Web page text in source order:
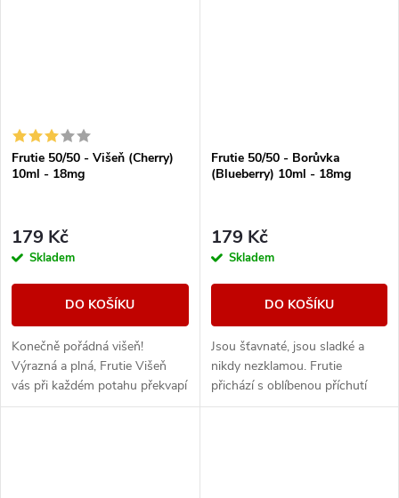
Frutie 50/50 - Višeň (Cherry)
10ml - 18mg
179 Kč
Skladem
DO KOŠÍKU
Konečně pořádná višeň!
Výrazná a plná, Frutie Višeň
vás při každém potahu překvapí
svou intenzivní a věrnou chutí,
Frutie 50/50 - Borůvka
(Blueberry) 10ml - 18mg
179 Kč
Skladem
DO KOŠÍKU
Jsou šťavnaté, jsou sladké a
nikdy nezklamou. Frutie
přichází s oblíbenou příchutí
borůvek, která vám prostě